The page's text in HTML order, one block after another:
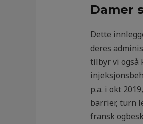
Damer
Dette
deres
tilbyr vi også
p.a. i okt
barrier, turn
fransk